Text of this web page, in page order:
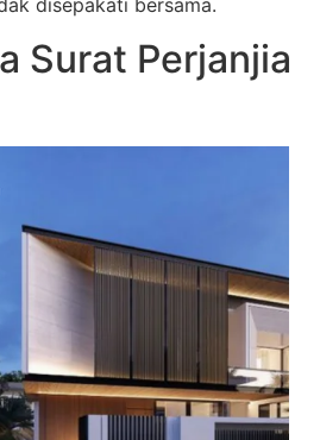
disepakati bersama.
Surat